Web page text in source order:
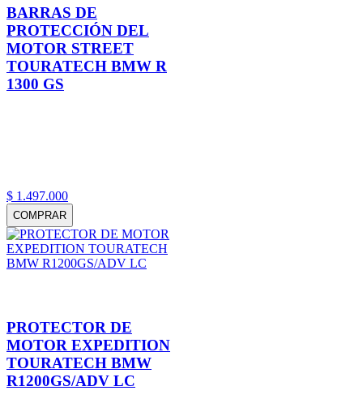
BARRAS DE
PROTECCIÓN DEL
MOTOR STREET
TOURATECH BMW R
1300 GS
$ 1 .497.000
COMPRAR
PROTECTOR DE
MOTOR EXPEDITION
TOURATECH BMW
R1200GS/ADV LC